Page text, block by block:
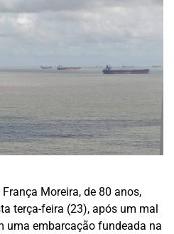
Moreira, de 80 anos,
terça-feira (23), após um mal
uma embarcação fundeada na